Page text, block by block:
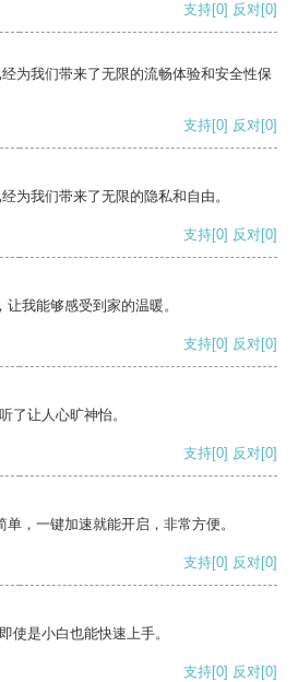
支持[0] 反对[0]
为我们带来了无限的流畅体验和安全性保
支持[0] 反对[0]
为我们带来了无限的隐私和自由。
支持[0] 反对[0]
我能够感受到家的温暖。
支持[0] 反对[0]
了让人心旷神怡。
支持[0] 反对[0]
，一键加速就能开启，非常方便。
支持[0] 反对[0]
使是小白也能快速上手。
支持[0] 反对[0]